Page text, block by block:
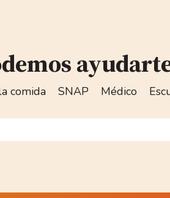
comida SNAP Médico